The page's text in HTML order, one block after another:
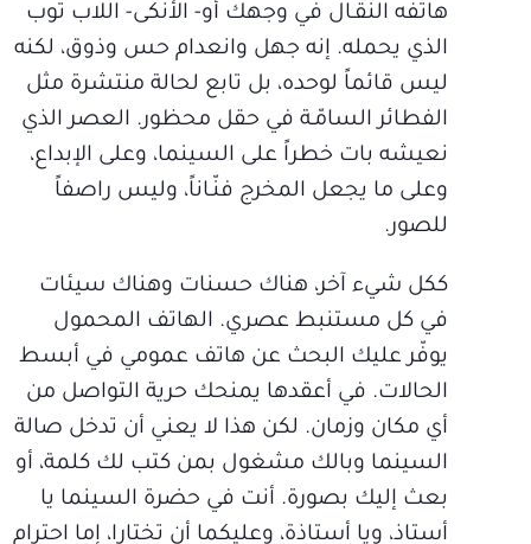
هاتفه النقّـال في وجهك أو- الأنكى- اللاب توب
الذي يحمله. إنه جهل وانعدام حس وذوق، لكنه
ليس قائماً لوحده، بل تابع لحالة منتشرة مثل
الفطائر السامّـة في حقل محظور. العصر الذي
نعيشه بات خطراً على السينما، وعلى الإبداع،
وعلى ما يجعل المخرج فنّـاناً، وليس راصفاً
للصور.
ككل شيء آخر، هناك حسنات وهناك سيئات
في كل مستنبط عصري. الهاتف المحمول
يوفّر عليك البحث عن هاتف عمومي في أبسط
الحالات. في أعقدها يمنحك حرية التواصل من
أي مكان وزمان. لكن هذا لا يعني أن تدخل صالة
السينما وبالك مشغول بمن كتب لك كلمة، أو
بعث إليك بصورة. أنت في حضرة السينما يا
أستاذ، ويا أستاذة، وعليكما أن تختارا، إما احترام